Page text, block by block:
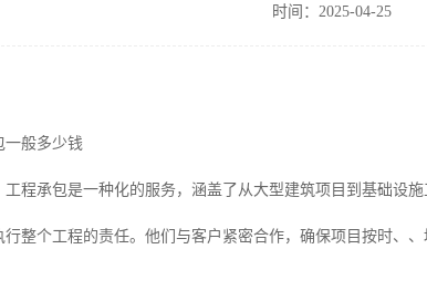
时间：2025-04-25
一般多少钱
工程承包是一种化的服务，涵盖了从大型建筑项目到基础设
行整个工程的责任。他们与客户紧密合作，确保项目按时、